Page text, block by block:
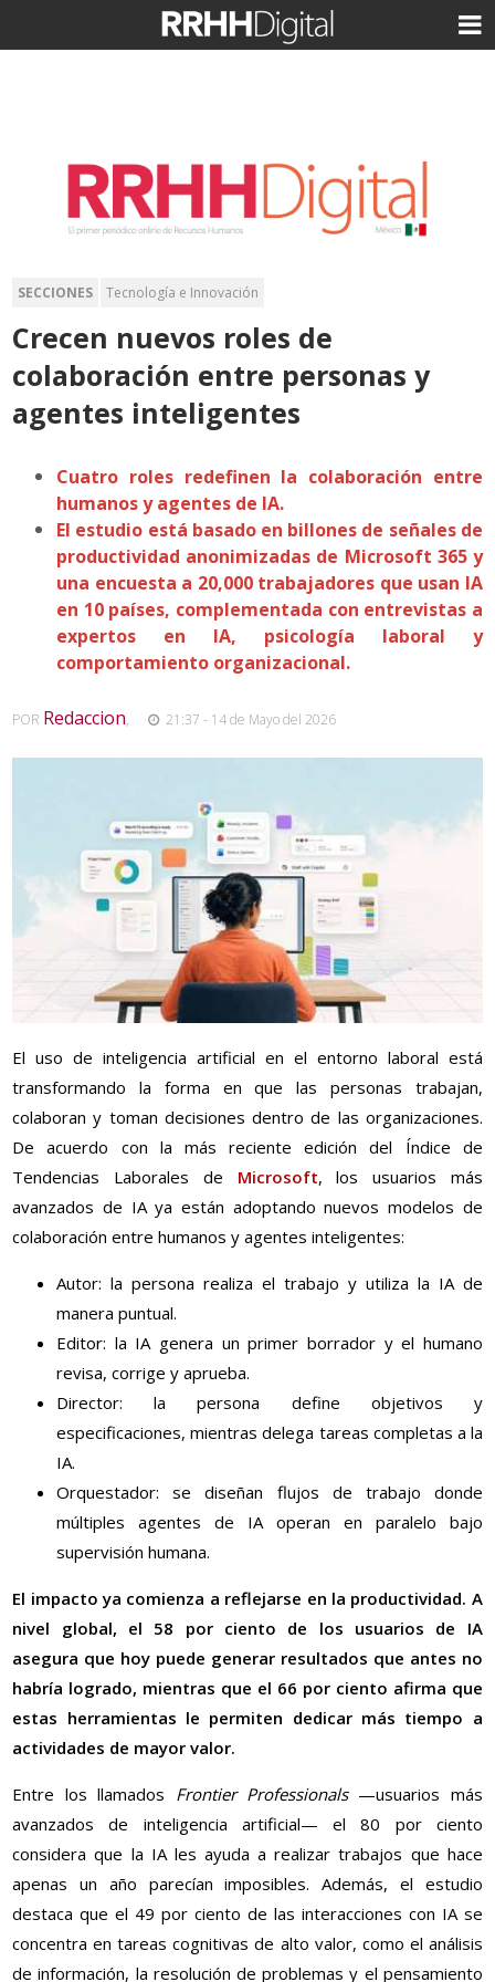
SECCIONES Tecnología e Innovación
Crecen nuevos roles de
colaboración entre personas y
agentes inteligentes
Cuatro roles redefinen la colaboración entre
humanos y agentes de IA.
El estudio está basado en billones de señales de
productividad anonimizadas de Microsoft 365 y
una encuesta a 20,000 trabajadores que usan IA
en 10 países, complementada con entrevistas a
expertos en IA, psicología laboral y
comportamiento organizacional.
POR Redaccion, 21:37 - 14 de Mayo del 2026
El uso de inteligencia artificial en el entorno laboral está
transformando la forma en que las personas trabajan,
colaboran y toman decisiones dentro de las organizaciones.
De acuerdo con la más reciente edición del Índice de
Tendencias Laborales de Microsoft, los usuarios más
avanzados de IA ya están adoptando nuevos modelos de
colaboración entre humanos y agentes inteligentes:
Autor: la persona realiza el trabajo y utiliza la IA de
manera puntual.
Editor: la IA genera un primer borrador y el humano
revisa, corrige y aprueba.
Director: la persona define objetivos y
especificaciones, mientras delega tareas completas a la
IA.
Orquestador: se diseñan flujos de trabajo donde
múltiples agentes de IA operan en paralelo bajo
supervisión humana.
El impacto ya comienza a reflejarse en la productividad. A
nivel global, el 58 por ciento de los usuarios de IA
asegura que hoy puede generar resultados que antes no
habría logrado, mientras que el 66 por ciento afirma que
estas herramientas le permiten dedicar más tiempo a
actividades de mayor valor.
Entre los llamados Frontier Professionals—usuarios más
avanzados de inteligencia artificial— el 80 por ciento
considera que la IA les ayuda a realizar trabajos que hace
apenas un año parecían imposibles. Además, el estudio
destaca que el 49 por ciento de las interacciones con IA se
concentra en tareas cognitivas de alto valor, como el análisis
de información, la resolución de problemas y el pensamiento